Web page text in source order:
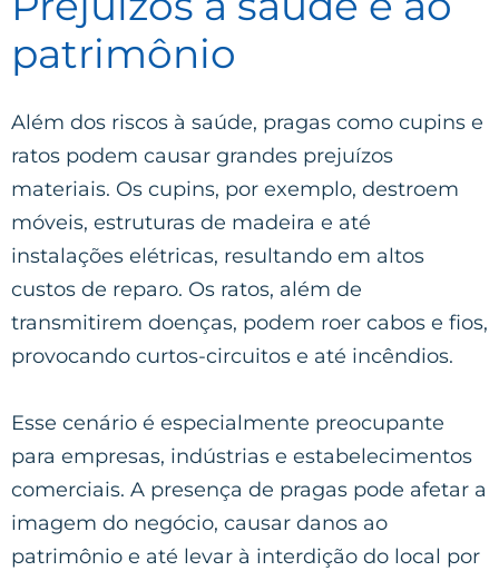
patrimônio
Além dos riscos à saúde, pragas como cupins e
ratos podem causar grandes prejuízos
materiais. Os cupins, por exemplo, destroem
móveis, estruturas de madeira e até
instalações elétricas, resultando em altos
custos de reparo. Os ratos, além de
transmitirem doenças, podem roer cabos e fios,
provocando curtos-circuitos e até incêndios.
Esse cenário é especialmente preocupante
para empresas, indústrias e estabelecimentos
comerciais. A presença de pragas pode afetar a
imagem do negócio, causar danos ao
patrimônio e até levar à interdição do local por